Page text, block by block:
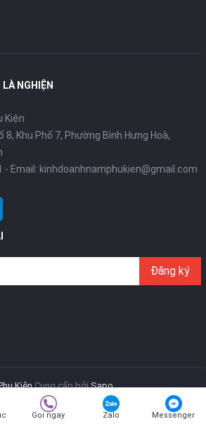
NGHIỆN
Kiện
Khu Phố 7, Phường Bình Hưng Hoà,
- Email: kinhdoanhnamphukien@gmail.com
Đăng ký
KiệnCung cấp bởiSapo
Gọi ngay Zalo Messenger